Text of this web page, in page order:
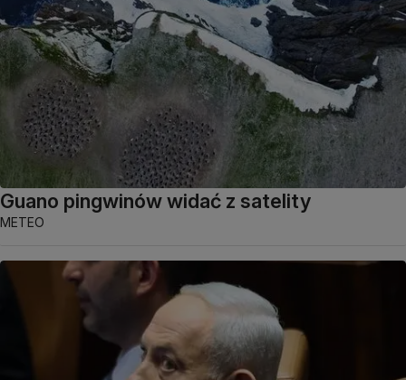
Guano pingwinów widać z satelity
METEO